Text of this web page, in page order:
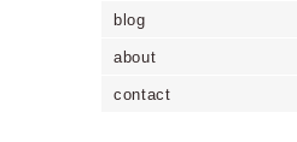
blog
about
contact